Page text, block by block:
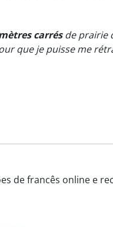
carrésde prairie
que je puisse me
de francês online e